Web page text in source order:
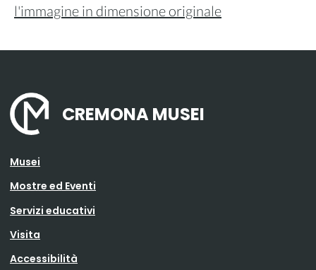
l'immagine in dimensione originale
CREMONA MUSEI
Musei
Mostre ed Eventi
Servizi educativi
Visita
Accessibilità